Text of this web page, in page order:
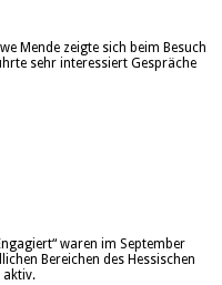
Mende zeigte sich beim Besuch
sehr interessiert Gespräche
waren im September
Bereichen des Hessischen
aktiv.